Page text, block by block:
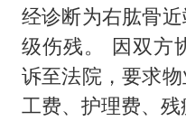
经诊断为右肱骨
级伤残。 因双方
诉至法院，要求
工费、护理费、残